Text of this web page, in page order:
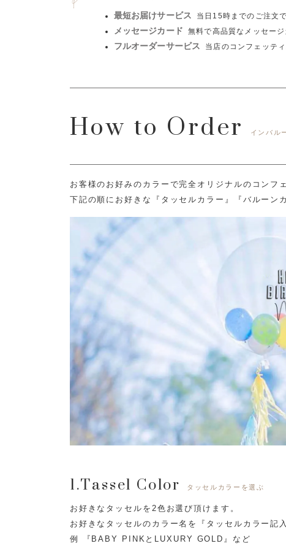
最短お届けサービス 当日15時までのご注文
メッセージカード 無料で高品質なメッセー
フルオーダーサービス 当店のコンフェッテ
How to Order インバル
お客様のお好みのカラーで完全オリジナルのコンフ
下記の順にお好きな『タッセルカラー』『バルーン
1.Tassel Color タッセルカラーを選ぶ
お好きなタッセルを2色お選び頂けます。
お好きなタッセルのカラー名を『タッセルカラー記
例 『BABY PINKとLUXURY GOLD』など